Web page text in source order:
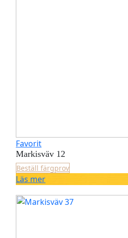
Favorit
Markisväv 12
Beställ färgprov
Läs mer